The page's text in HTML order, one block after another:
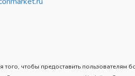
чтобы предоставить пользователям